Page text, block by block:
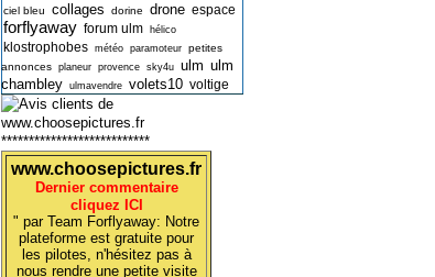
ciel bleu collages dorine drone espace
forflyaway forum ulm hélico
klostrophobes météo paramoteur petites
annonces planeur provence sky4u ulm ulm
chambley ulmavendre volets10 voltige
***************************
www.choosepictures.fr
Dernier commentaire
cliquez ICI
" par Team Forflyaway: Notre
plateforme est gratuite pour
les pilotes, n'hésitez pas à
nous rendre une petite visite